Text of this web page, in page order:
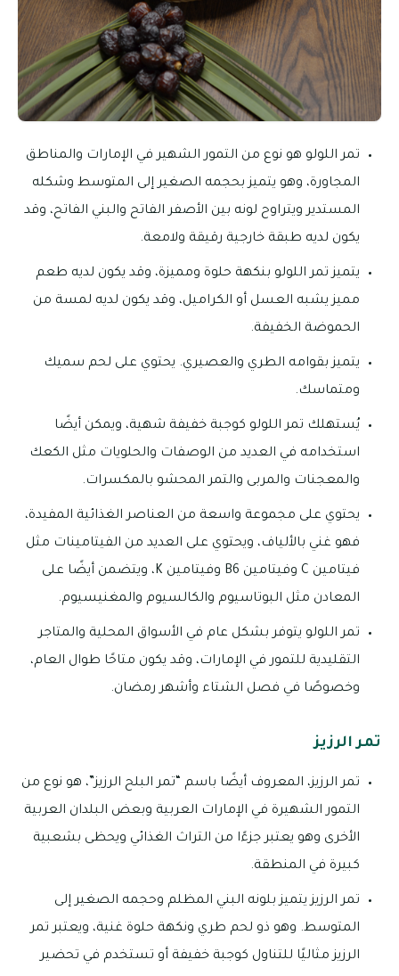
تمر اللولو هو نوع من التمور الشهير في الإمارات والمناطق
المجاورة، وهو يتميز بحجمه الصغير إلى المتوسط وشكله
المستدير ويتراوح لونه بين الأصفر الفاتح والبني الفاتح، وقد
يكون لديه طبقة خارجية رقيقة ولامعة.
يتميز تمر اللولو بنكهة حلوة ومميزة، وقد يكون لديه طعم
مميز يشبه العسل أو الكراميل، وقد يكون لديه لمسة من
الحموضة الخفيفة.
يتميز بقوامه الطري والعصيري. يحتوي على لحم سميك
ومتماسك.
يُستهلك تمر اللولو كوجبة خفيفة شهية، ويمكن أيضًا
استخدامه في العديد من الوصفات والحلويات مثل الكعك
والمعجنات والمربى والتمر المحشو بالمكسرات.
يحتوي على مجموعة واسعة من العناصر الغذائية المفيدة،
فهو غني بالألياف، ويحتوي على العديد من الفيتامينات مثل
فيتامين C وفيتامين B6 وفيتامين K، ويتضمن أيضًا على
المعادن مثل البوتاسيوم والكالسيوم والمغنيسيوم.
تمر اللولو يتوفر بشكل عام في الأسواق المحلية والمتاجر
التقليدية للتمور في الإمارات، وقد يكون متاحًا طوال العام،
وخصوصًا في فصل الشتاء وأشهر رمضان.
تمر الرزيز
تمر الرزيز، المعروف أيضًا باسم “تمر البلح الرزيز”، هو نوع من
التمور الشهيرة في الإمارات العربية وبعض البلدان العربية
الأخرى وهو يعتبر جزءًا من التراث الغذائي ويحظى بشعبية
كبيرة في المنطقة.
تمر الرزيز يتميز بلونه البني المظلم وحجمه الصغير إلى
المتوسط. وهو ذو لحم طري ونكهة حلوة غنية، ويعتبر تمر
الرزيز مثاليًا للتناول كوجبة خفيفة أو تستخدم في تحضير